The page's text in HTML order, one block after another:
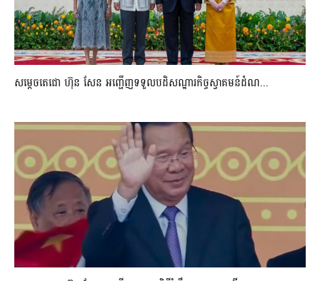
សម្តេចតេជោ ហ៊ុន សែន អញ្ជើញទទួលបដិសណ្ឋារកិច្ចស្វាគមន៍ដំណ...